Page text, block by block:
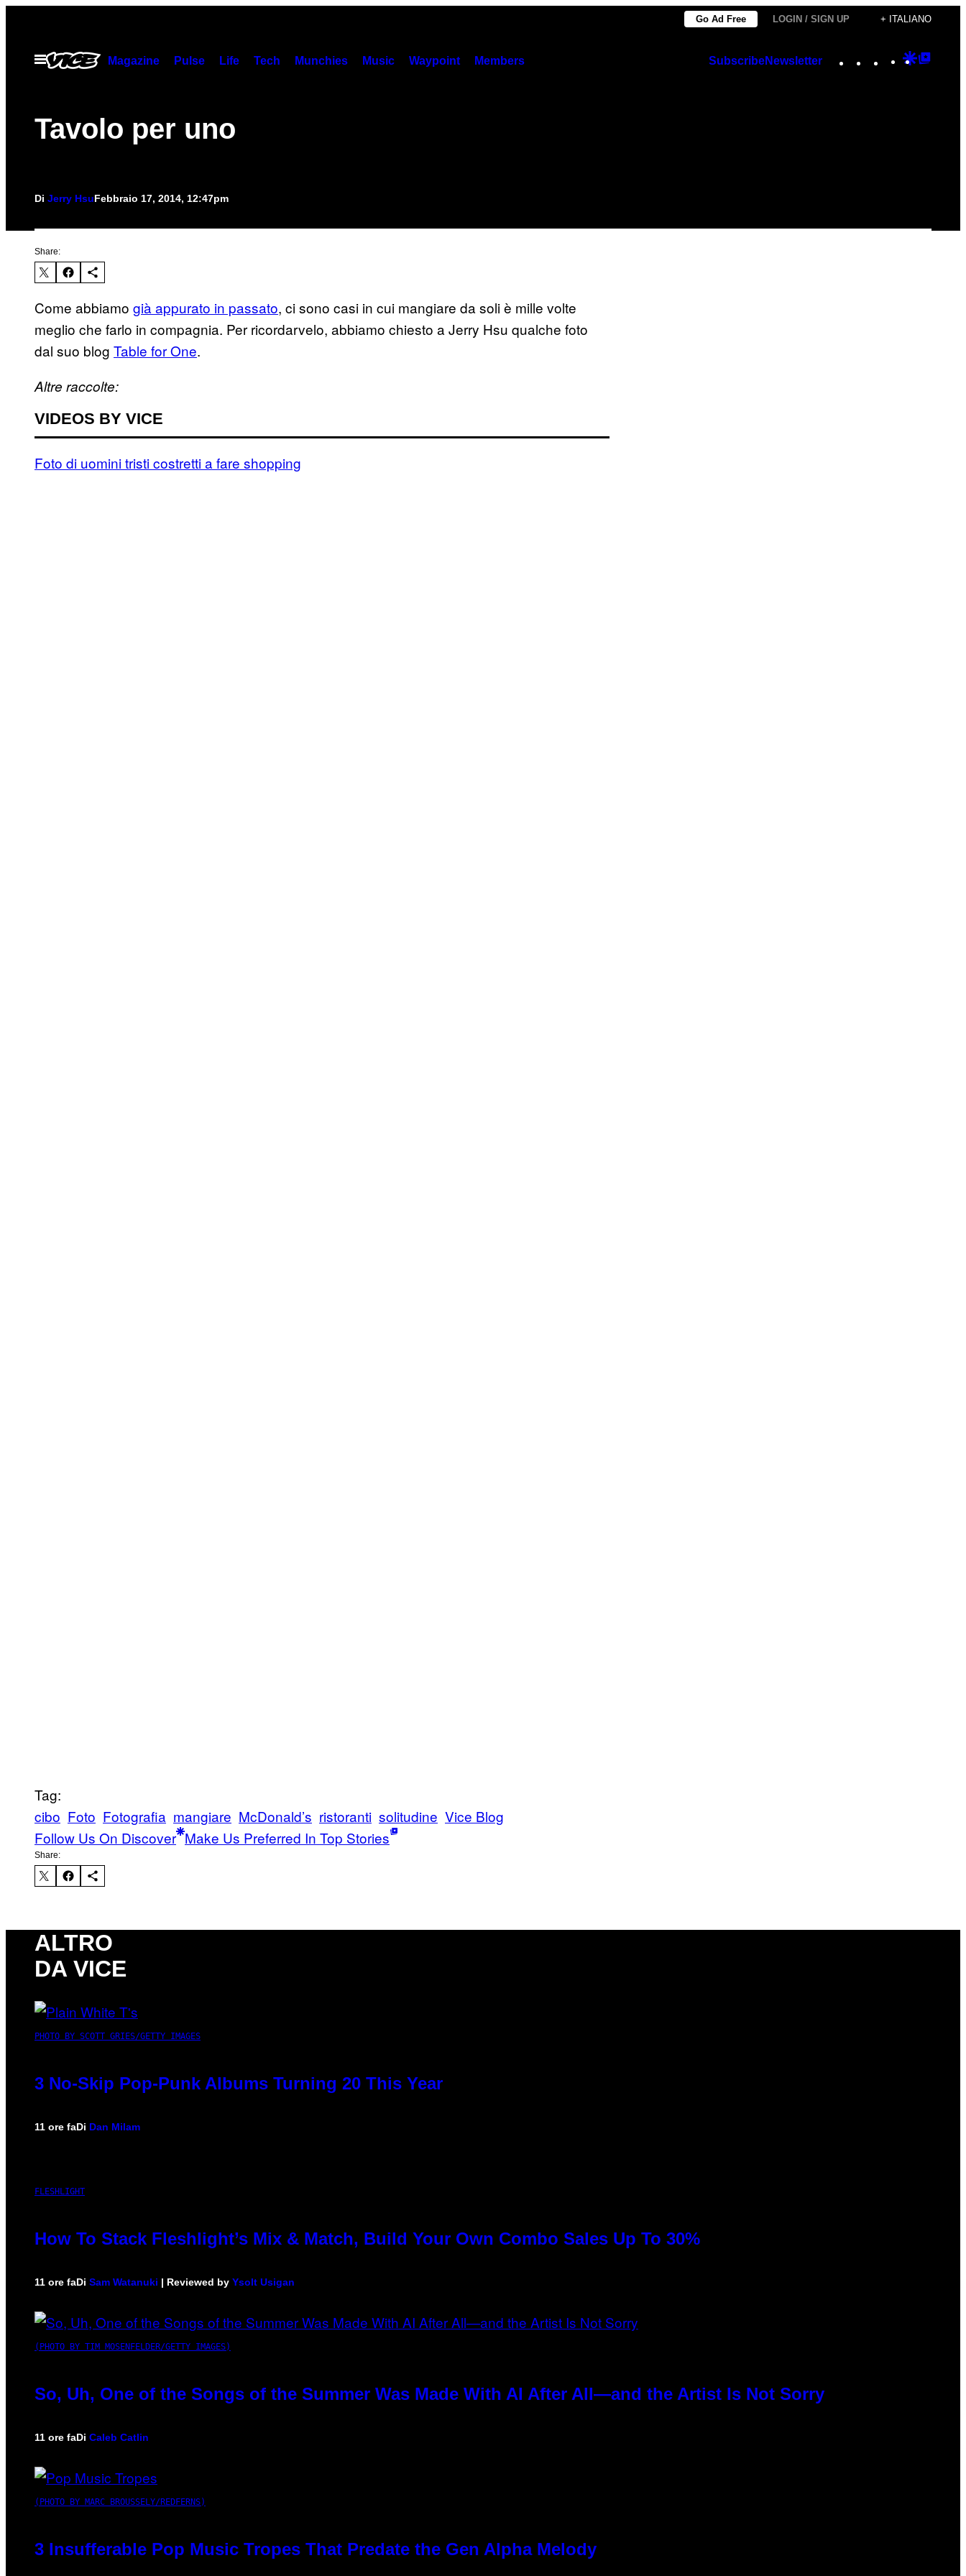
contenuto
Go Ad Free LOGIN / SIGN UP + ITALIANO
Apri
Magazine Pulse Life Tech Munchies Music Waypoint Members SubscribeNewsletter Instagram
TikTok
YouTube
Google
Tavolo per uno
Di Jerry HsuFebbraio 17, 2014, 12:47pm
Share:
Come abbiamo già appurato in passato, ci sono casi in cui mangiare da soli è mille volte
meglio che farlo in compagnia. Per ricordarvelo, abbiamo chiesto a Jerry Hsu qualche foto
dal suo blog Table for One.
Altre raccolte:
VIDEOS BY VICE
Foto di uomini tristi costretti a fare shopping
Tag:
cibo Foto Fotografia mangiare McDonald’s ristoranti solitudine Vice Blog
Follow Us On Discover Make Us Preferred In Top Stories
Share:
ALTRO
DA VICE
PHOTO BY SCOTT GRIES/GETTY IMAGES
3 No-Skip Pop-Punk Albums Turning 20 This Year
11 ore faDi Dan Milam
FLESHLIGHT
How To Stack Fleshlight’s Mix & Match, Build Your Own Combo Sales Up To 30%
11 ore faDi Sam Watanuki | Reviewed by Ysolt Usigan
(PHOTO BY TIM MOSENFELDER/GETTY IMAGES)
So, Uh, One of the Songs of the Summer Was Made With AI After All—and the Artist Is Not Sorry
11 ore faDi Caleb Catlin
(PHOTO BY MARC BROUSSELY/REDFERNS)
3 Insufferable Pop Music Tropes That Predate the Gen Alpha Melody